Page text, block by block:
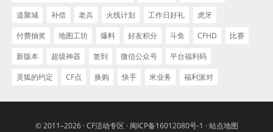
道聚城
补偿 老兵 火线计划 工作日好礼
虎牙
付费抽奖
地图工坊 爆料 好友积分 斗鱼 CFHD
比赛
新版本
超级神器 签到 微信公众号
平台福利码
灵狐的约定
CF点 换购 快手 米业务 福利派对
© 2011–2026 ·CF活动专区 · 闽ICP备16012080号-1 ·站点地图